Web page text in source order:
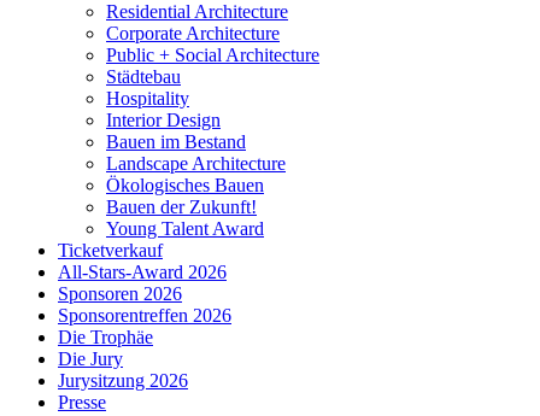
Residential Architecture
Corporate Architecture
Public + Social Architecture
Städtebau
Hospitality
Interior Design
Bauen im Bestand
Landscape Architecture
Ökologisches Bauen
Bauen der Zukunft!
Young Talent Award
Ticketverkauf
All-Stars-Award 2026
Sponsoren 2026
Sponsorentreffen 2026
Die Trophäe
Die Jury
Jurysitzung 2026
Presse